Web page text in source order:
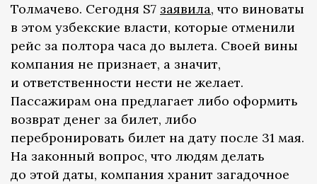
Толмачево. Сегодня S7 заявила, что виноваты
в этом узбекские власти, которые отменили
рейс за полтора часа до вылета. Своей вины
компания не признает, а значит,
и ответственности нести не желает.
Пассажирам она предлагает либо оформить
возврат денег за билет, либо
перебронировать билет на дату после 31 мая.
На законный вопрос, что людям делать
до этой даты, компания хранит загадочное